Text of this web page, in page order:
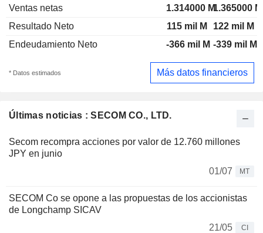
Últimas noticias : SECOM CO., LTD.
Secom recompra acciones por valor de 12.760 millones
JPY en junio
01/07
MT
SECOM Co se opone a las propuestas de los accionistas
de Longchamp SICAV
21/05
CI
Ventas netas
1.314000 M1.365000 M
Resultado Neto
115 mil M
122 mil M
Endeudamiento Neto
-366 mil M -339 mil M
* Datos estimados Más datos financieros